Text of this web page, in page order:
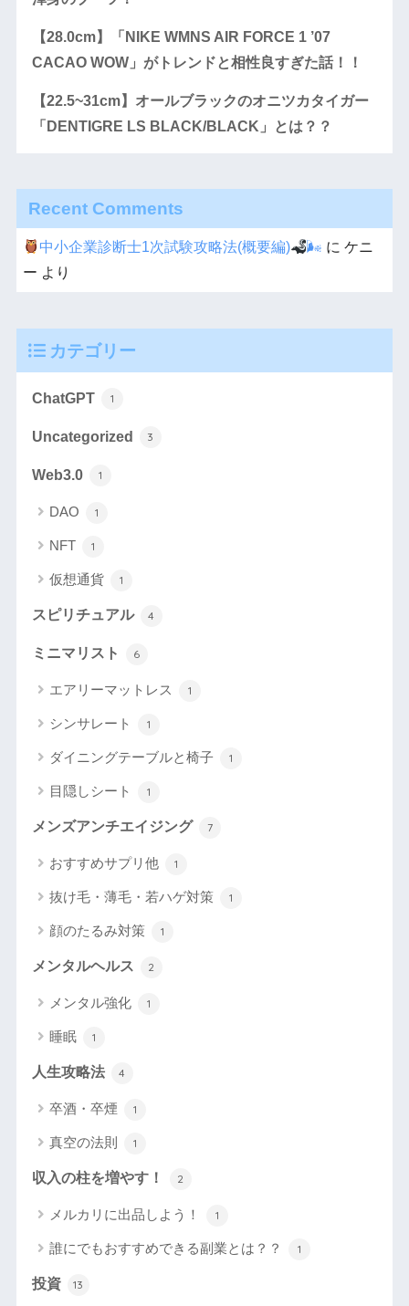
【28.0cm】「NIKE WMNS AIR FORCE 1 ’07
CACAO WOW」がトレンドと相性良すぎた話！！
【22.5~31cm】オールブラックのオニツカタイガー
「DENTIGRE LS BLACK/BLACK」とは？？
Recent Comments
中小企業診断士1次試験攻略法(概要編) 🌬 に ケニ
ー より
カテゴリー
ChatGPT 1
Uncategorized 3
Web3.0 1
DAO 1
NFT 1
仮想通貨 1
スピリチュアル 4
ミニマリスト 6
エアリーマットレス 1
シンサレート 1
ダイニングテーブルと椅子 1
目隠しシート 1
メンズアンチエイジング 7
おすすめサプリ他 1
抜け毛・薄毛・若ハゲ対策 1
顔のたるみ対策 1
メンタルヘルス 2
メンタル強化 1
睡眠 1
人生攻略法 4
卒酒・卒煙 1
真空の法則 1
収入の柱を増やす！ 2
メルカリに出品しよう！ 1
誰にでもおすすめできる副業とは？？ 1
投資 13